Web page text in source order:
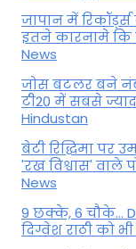
जापान में
इतने कारनामे कि
News
जोस बटलर बने
टी20 में सबसे
Hindustan
बेटी र‍िद्ध‍िमा पर
'रख विश्वास' वाले
News
9 छक्के, 6 चौके...
द‍िग्वेश राठी को